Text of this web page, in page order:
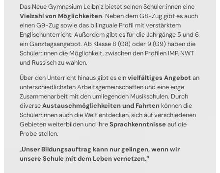
Das Neue Gymnasium Leibniz bietet seinen Schüler:innen eine
Vielzahl von Möglichkeiten. Neben dem G8-Zug gibt es auch
einen G9-Zug sowie das bilinguale Profil mit verstärktem
Englischunterricht. Außerdem gibt es für die Jahrgänge 5 und 6
ein Ganztagsangebot. Ab Klasse 8 (G8) oder 9 (G9) haben die
Schüler:innen die Möglichkeit, zwischen den Profilen IMP, NWT
und Russisch zu wählen.
Über den Unterricht hinaus gibt es einvielfältiges Angebot an
unterschiedlichsten Arbeitsgemeinschaften und eine enge
Zusammenarbeit mit den umliegenden Musikschulen. Durch
diverseAustauschmöglichkeiten und Fahrten können die
Schüler:innen auch die Welt entdecken, sich auf verschiedenen
Gebieten weiterbilden und ihreSprachkenntnisse auf die
Probe stellen.
„Unser Bildungsauftrag kann nur gelingen, wenn wir
unsere Schule mit dem Leben vernetzen.“